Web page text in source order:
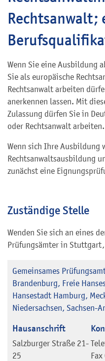
Rechtsanwalt;
Wenn Sie eine Ausbildung
Sie als europäische
Rechtsanwalt arbeiten
anerkennen lassen. Mit
Zulassung dürfen Sie in
oder Rechtsanwalt arbeiten.
Wenn sich Ihre Ausbildung
Rechtsanwaltsausbildung
zunächst eine
Zuständige Stelle
Wenden Sie sich an eines
Prüfungsämter in
Gemeinsames
Brandenburg, Freie
Hansestadt Hamburg,
Niedersachsen, Sachsen-
Hausanschrift
Salzburger Straße 21-
25
Fax